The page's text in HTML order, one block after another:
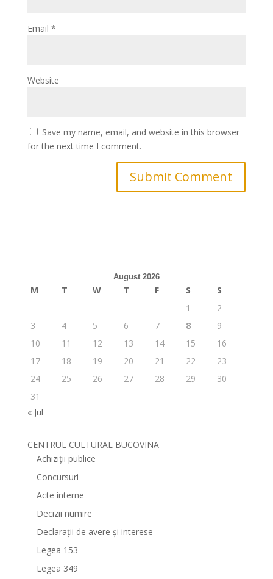
Email *
Website
Save my name, email, and website in this browser
for the next time I comment.
August 2026
M T W T F S
S
1
2
3
4 5 6 7 8
9
10
11 12 13 14 15
16
17
18 19 20 21 22
23
24
25 26 27 28 29
30
31
« Jul
CENTRUL CULTURAL BUCOVINA
Achiziții publice
Concursuri
Acte interne
Decizii numire
Declarații de avere și interese
Legea 153
Legea 349